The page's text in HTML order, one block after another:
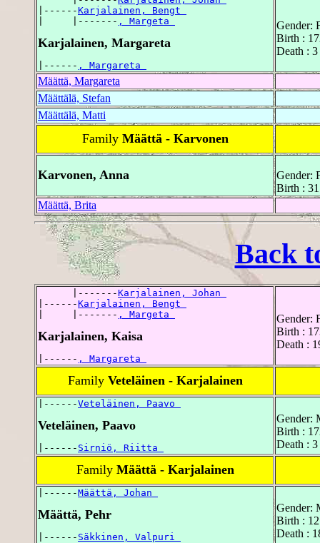
|------Karjalainen, Bengt
|     |------- , Margeta
Karjalainen, Margareta
|------ , Margareta
Gender:
Birth :
Death :
Määttä, Margareta
Määttälä, Stefan
Määttälä, Matti
Family Määttä - Karvonen
Karvonen, Anna
Gender:
Birth :
Määttä, Brita
Back
      |-------
Karjalainen, Johan
|------Karjalainen, Bengt
|     |------- , Margeta
Karjalainen, Kaisa
|------ , Margareta
Gender:
Birth :
Death :
Family Veteläinen - Karjalainen
|------Veteläinen, Paavo
Veteläinen, Paavo
|------ Sirniö, Riitta
Gender:
Birth :
Death :
Family Määttä - Karjalainen
|------Määttä, Johan
Määttä, Pehr
|------ Säkkinen, Valpuri
Gender:
Birth :
Death :